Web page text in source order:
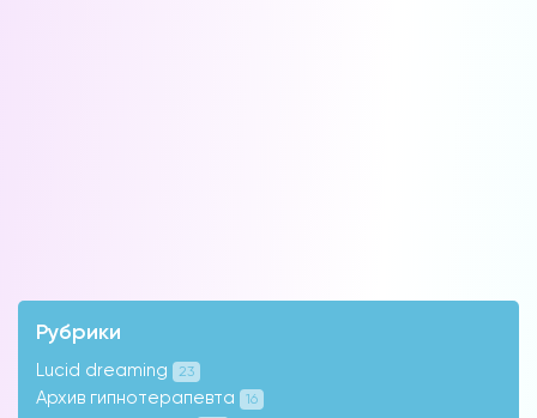
Рубрики
Lucid dreaming 23
Архив гипнотерапевта 16